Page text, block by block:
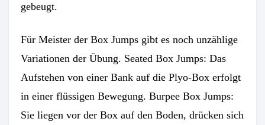
gebeugt.
Für Meister der Box Jumps gibt es noch unzählige
Variationen der Übung. Seated Box Jumps: Das
Aufstehen von einer Bank auf die Plyo-Box erfolgt
in einer flüssigen Bewegung. Burpee Box Jumps:
Sie liegen vor der Box auf den Boden, drücken sich